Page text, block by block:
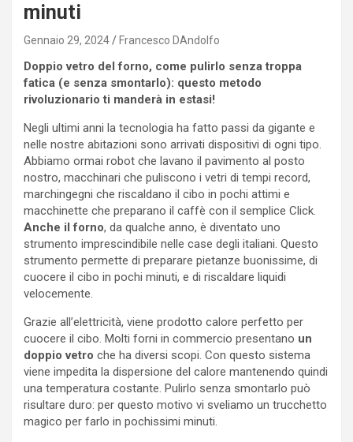
minuti
Gennaio 29, 2024 Francesco DAndolfo
Doppio vetro del forno, come pulirlo senza troppa
fatica (e senza smontarlo): questo metodo
rivoluzionario ti manderà in estasi!
Negli ultimi anni la tecnologia ha fatto passi da gigante e
nelle nostre abitazioni sono arrivati dispositivi di ogni tipo.
Abbiamo ormai robot che lavano il pavimento al posto
nostro, macchinari che puliscono i vetri di tempi record,
marchingegni che riscaldano il cibo in pochi attimi e
macchinette che preparano il caffè con il semplice Click.
Anche il forno, da qualche anno, è diventato uno
strumento imprescindibile nelle case degli italiani. Questo
strumento permette di preparare pietanze buonissime, di
cuocere il cibo in pochi minuti, e di riscaldare liquidi
velocemente.
Grazie all’elettricità, viene prodotto calore perfetto per
cuocere il cibo. Molti forni in commercio presentano un
doppio vetro che ha diversi scopi. Con questo sistema
viene impedita la dispersione del calore mantenendo quindi
una temperatura costante. Pulirlo senza smontarlo può
risultare duro: per questo motivo vi sveliamo un trucchetto
magico per farlo in pochissimi minuti.